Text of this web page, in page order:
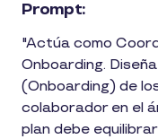
Prompt:
"Actúa como
Onboarding.
(Onboarding) de
colaborador en el
plan debe